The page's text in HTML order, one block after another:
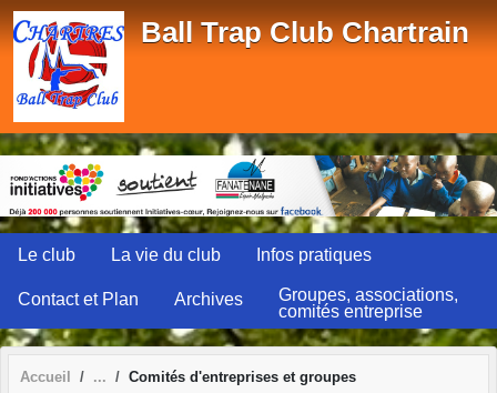
Ball Trap Club Chartrain
Le club La vie du club Infos pratiques
Contact et Plan Archives
Groupes, associations,
comités entreprise
Accueil Comités d'entreprises et groupes
Panneau de gestion des cookies